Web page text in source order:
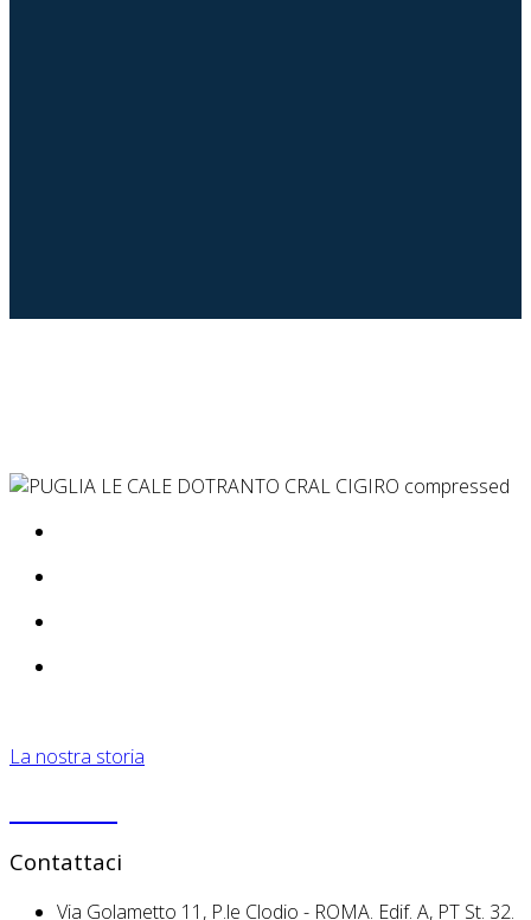
La nostra storia
Contattaci
Via Golametto 11, P.le Clodio - ROMA. Edif. A, PT St. 32.